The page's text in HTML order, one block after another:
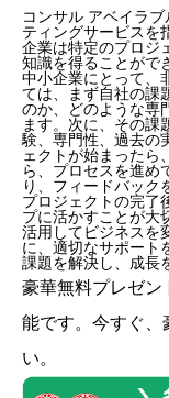
コンサル アベイラ
ティングサービスを
企業は特定のプロジ
知識を得ることがで
中小企業にとって、
ては、まず自社の課
のか、どのような専
ます。次に、その課
験、専門性、過去の
ェクトが始まったら
ら、プロセスを進め
り、フィードバック
プロジェクトの完了
プに活かすことが大
活用してビジネスを
に、適切なサポート
課題を解決し、成長
豪華無料プレゼン
能です。今すぐ、
い。